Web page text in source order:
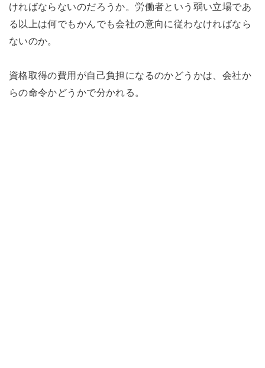
ければならないのだろうか。労働者という弱い立場であ
る以上は何でもかんでも会社の意向に従わなければなら
ないのか。
資格取得の費用が自己負担になるのかどうかは、会社か
らの命令かどうかで分かれる。